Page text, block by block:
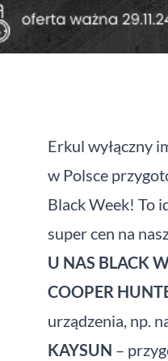
Erkul wyłączny
w Polsce
Black Week! To
super cen na
U NAS BLACK
COOPER
urządzenia, np.
KAYSUN –